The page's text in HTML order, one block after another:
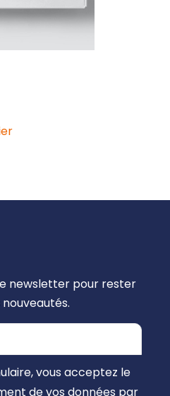
newsletter pour rester
vous acceptez le
de vos données par